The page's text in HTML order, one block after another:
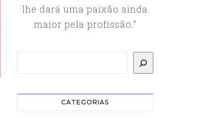
lhe dará uma paixão ainda
maior pela profissão.”
CATEGORIAS